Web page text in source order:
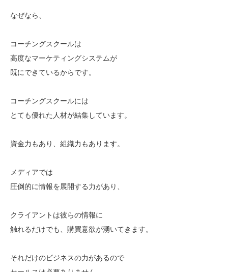
なぜなら、
コーチングスクールは
高度なマーケティングシステムが
既にできているからです。
コーチングスクールには
とても優れた人材が結集しています。
資金力もあり、組織力もあります。
メディアでは
圧倒的に情報を展開する力があり、
クライアントは彼らの情報に
触れるだけでも、購買意欲が湧いてきます。
それだけのビジネスの力があるので